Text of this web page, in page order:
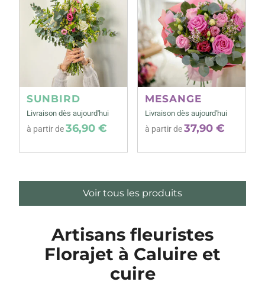
SUNBIRD
Livraison dès aujourd'hui
à partir de36,90 €
MESANGE
Livraison dès aujourd'hui
à partir de37,90 €
Voir tous les produits
Artisans fleuristes
Florajet à Caluire et
cuire